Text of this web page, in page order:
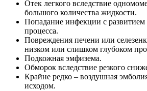
Отек легкого вследствие
большого количества жидкости.
Попадание инфекции с развитием
процесса.
Повреждения печени или
низком или слишком глубоком
Подкожная эмфизема.
Обморок вследствие резкого
Крайне редко – воздушная
исходом.